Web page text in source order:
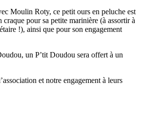
Moulin Roty, ce petit ours en peluche est
pour sa petite marinière (à assortir à
!), ainsi que pour son engagement
un P’tit Doudou sera offert à un
et notre engagement à leurs